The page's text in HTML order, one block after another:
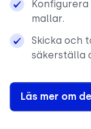
mallar.
Skicka och
säkerställa
Läs mer om